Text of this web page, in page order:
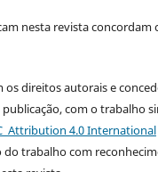
nesta revista concordam
os direitos autorais e
com o trabalho
Attribution 4.0 International
trabalho com